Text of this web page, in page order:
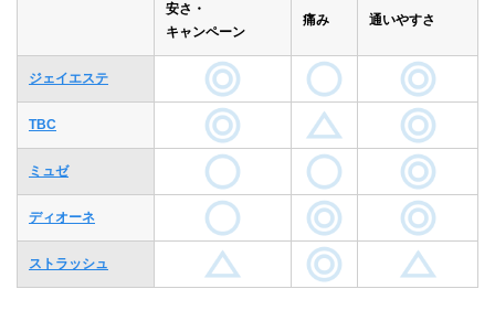
安さ・
キャンペーン
痛み 通いやすさ
ジェイエステ
TBC
ミュゼ
ディオーネ
ストラッシュ